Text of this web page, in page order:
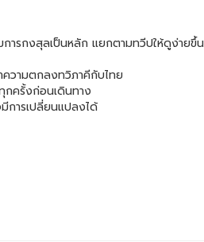
รกงสุลเป็นหลัก แยกตามทวีปให้ดูง่ายขึ้น
ความตกลงทวิภาคีกับไทย
กครั้งก่อนเดินทาง
การเปลี่ยนแปลงได้